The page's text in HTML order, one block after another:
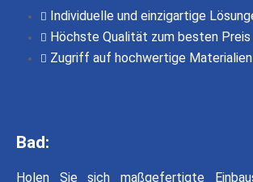
Individuelle und einzigartige
Höchste Qualität zum besten Preis
Zugriff auf hochwertige Materialien
Bad:
Holen Sie sich maßgefertigte